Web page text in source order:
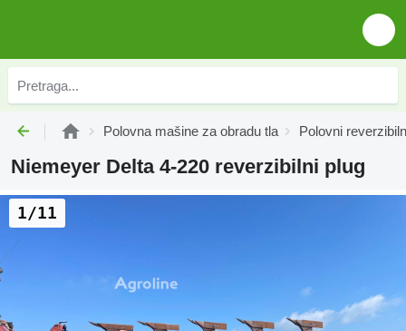
Polovna mašine za obradu tla Polovni
Niemeyer Delta 4-220 reverzibilni plug
1/11